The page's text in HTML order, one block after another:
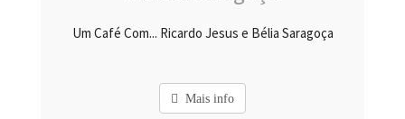
Um Café Com... Ricardo Jesus e Bélia Saragoça
Mais info